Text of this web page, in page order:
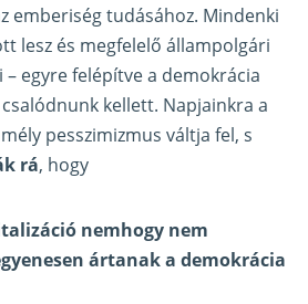
emberiség tudásához. Mindenki
lesz és megfelelő állampolgári
egyre felépítve a demokrácia
kellett. Napjainkra a
pesszimizmus váltja fel, s
rá, hogy
nemhogy nem
ártanak a demokrácia